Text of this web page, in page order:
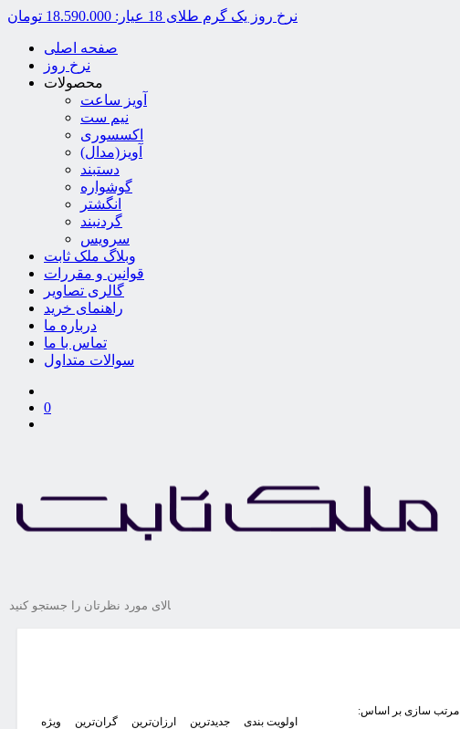
نرخ روز یک گرم طلای 18 عیار: 18.590.000 تومان
صفحه اصلی
نرخ روز
محصولات
آویز ساعت
نیم ست
اکسسوری
آویز(مدال)
دستبند
گوشواره
انگشتر
گردنبند
سرویس
وبلاگ ملک ثابت
قوانین و مقررات
گالری تصاویر
راهنمای خرید
درباره ما
تماس با ما
سوالات متداول
0
مرتب سازی بر اساس:
اولویت بندی
جدیدترین ارزان‌ترین گران‌ترین ویژه